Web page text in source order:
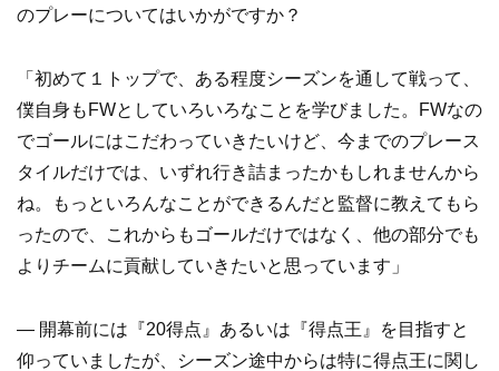
のプレーについてはいかがですか？
「初めて１トップで、ある程度シーズンを通して戦って、
僕自身もFWとしていろいろなことを学びました。FWなの
でゴールにはこだわっていきたいけど、今までのプレース
タイルだけでは、いずれ行き詰まったかもしれませんから
ね。もっといろんなことができるんだと監督に教えてもら
ったので、これからもゴールだけではなく、他の部分でも
よりチームに貢献していきたいと思っています」
― 開幕前には『20得点』あるいは『得点王』を目指すと
仰っていましたが、シーズン途中からは特に得点王に関し